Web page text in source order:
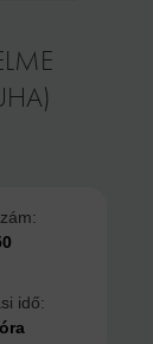
idő: